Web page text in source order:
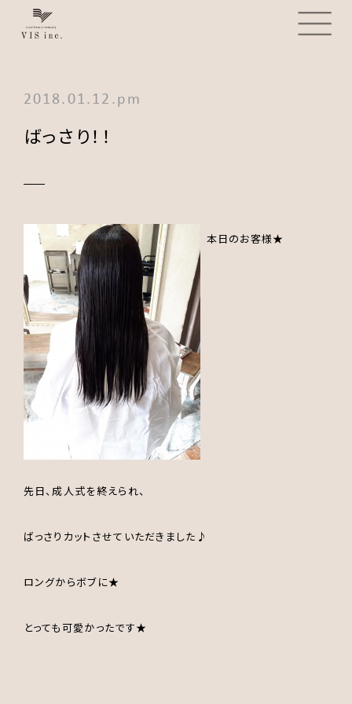
2018.01.12.pm
ばっさり！！
本日のお客様★
先日、成人式を終えられ、
ばっさりカットさせていただきました♪
ロングからボブに★
とっても可愛かったです★